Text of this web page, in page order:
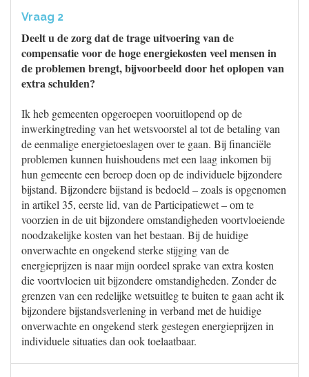
Vraag 2
Deelt u de zorg dat de trage uitvoering van de
compensatie voor de hoge energiekosten veel mensen in
de problemen brengt, bijvoorbeeld door het oplopen van
extra schulden?
Ik heb gemeenten opgeroepen vooruitlopend op de
inwerkingtreding van het wetsvoorstel al tot de betaling van
de eenmalige energietoeslagen over te gaan. Bij financiële
problemen kunnen huishoudens met een laag inkomen bij
hun gemeente een beroep doen op de individuele bijzondere
bijstand. Bijzondere bijstand is bedoeld – zoals is opgenomen
in artikel 35, eerste lid, van de Participatiewet – om te
voorzien in de uit bijzondere omstandigheden voortvloeiende
noodzakelijke kosten van het bestaan. Bij de huidige
onverwachte en ongekend sterke stijging van de
energieprijzen is naar mijn oordeel sprake van extra kosten
die voortvloeien uit bijzondere omstandigheden. Zonder de
grenzen van een redelijke wetsuitleg te buiten te gaan acht ik
bijzondere bijstandsverlening in verband met de huidige
onverwachte en ongekend sterk gestegen energieprijzen in
individuele situaties dan ook toelaatbaar.